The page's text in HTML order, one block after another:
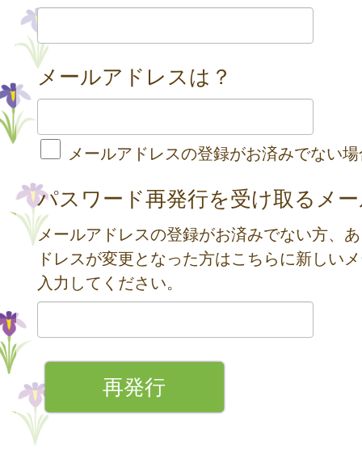
メールアドレスは？
メールアドレスの登録がお済みでない
パスワード再発行を受け取るメ
メールアドレスの登録がお済みでない方、
ドレスが変更となった方はこちらに新しい
入力してください。